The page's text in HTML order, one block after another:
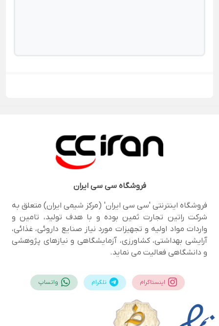
فروشگاهسی سی ایران
فروشگاه اینترنتی 'سی سی ایران' (مرکز شیمی ایران) متعلق به
شرکت راتین تجارت ثمین بوده و با هدف تولید، تامین و
واردات مواد اولیه و تجهیزات مورد نیاز صنایع داروئی، غذائی،
آرایشی بهداشتی، کشاورزی، آزمایشگاهی و نیازهای پژوهشی
و دانشگاهی فعالیت می نماید.
اینستاگرام تلگرام واتساپ